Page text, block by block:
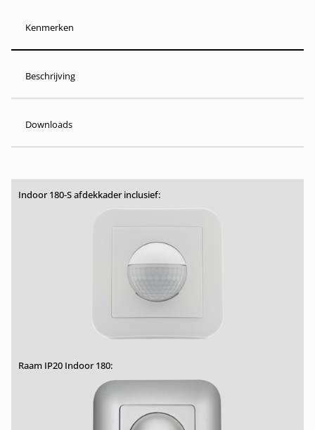
Kenmerken
Beschrijving
Downloads